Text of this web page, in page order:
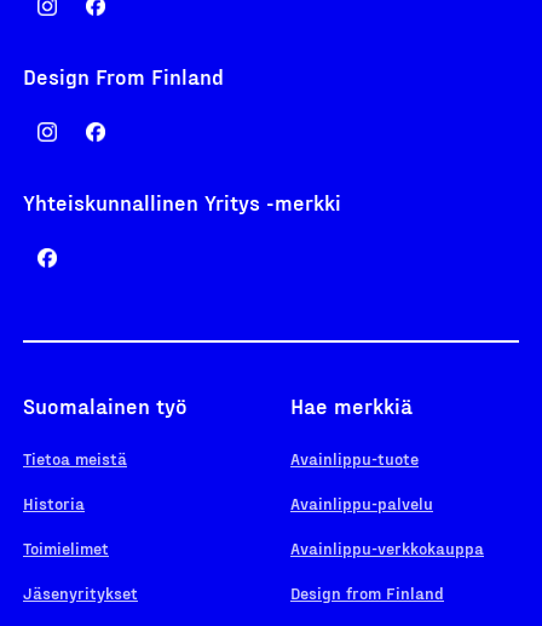
Design From Finland
Yhteiskunnallinen Yritys -merkki
Suomalainen työ
Tietoa meistä
Historia
Toimielimet
Jäsenyritykset
Hae merkkiä
Avainlippu-tuote
Avainlippu-palvelu
Avainlippu-verkkokauppa
Design from Finland